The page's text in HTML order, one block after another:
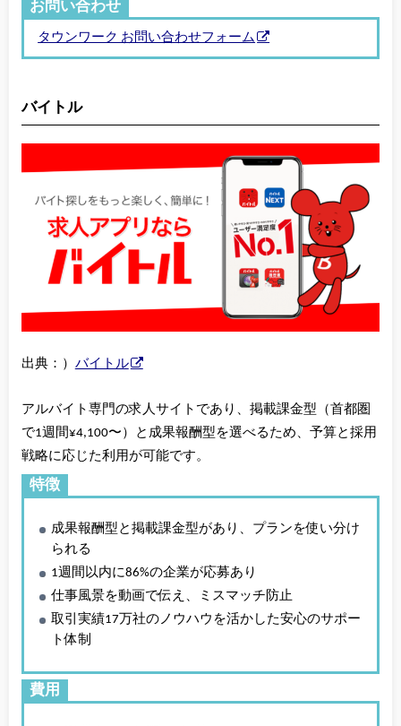
お問い合わせ
タウンワーク お問い合わせフォーム
バイトル
出典：） バイトル
アルバイト専門の求人サイトであり、掲載課金型（首都圏
で1週間¥4,100〜）と成果報酬型を選べるため、予算と採用
戦略に応じた利用が可能です。
特徴
成果報酬型と掲載課金型があり、プランを使い分け
られる
1週間以内に86%の企業が応募あり
仕事風景を動画で伝え、ミスマッチ防止
取引実績17万社のノウハウを活かした安心のサポー
ト体制
費用